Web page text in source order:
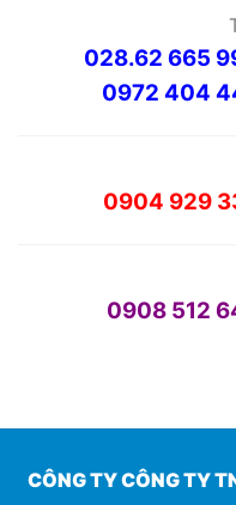
028.62 665
0972 404
0904 929
0908 512
CÔNG TY CÔNG TY